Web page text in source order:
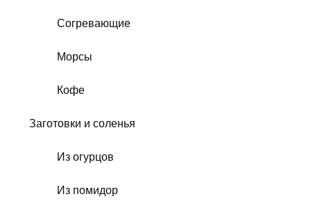
Согревающие
Морсы
Кофе
Заготовки и соленья
Из огурцов
Из помидор